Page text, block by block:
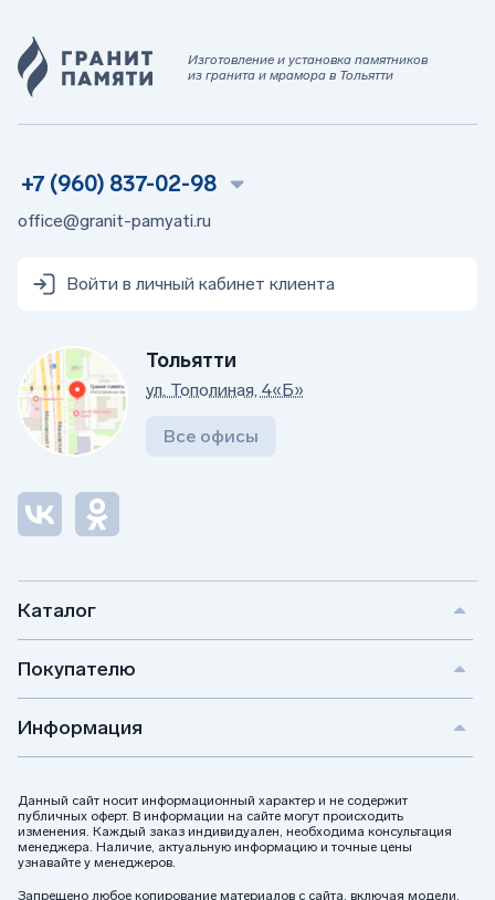
Изготовление и установка памятников
из гранита и мрамора в Тольятти
Каталог
Покупателю
Информация
Данный сайт носит информационный характер и не содержит
публичных оферт. В информации на сайте могут происходить
изменения. Каждый заказ индивидуален, необходима консультация
менеджера. Наличие, актуальную информацию и точные цены
узнавайте у менеджеров.
Запрещено любое копирование материалов с сайта, включая модели,
+7 (960) 837-02-98
office@granit-pamyati.ru
Войти в личный кабинет клиента
Тольятти
ул. Тополиная, 4«Б»
Все офисы